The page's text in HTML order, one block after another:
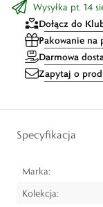
Wysyłka pt. 14
Dołącz do
Pakowanie na
Darmowa
Zapytaj o
Specyfikacja
Marka:
Kolekcja: